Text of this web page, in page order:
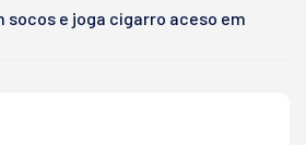
socos e joga cigarro aceso em